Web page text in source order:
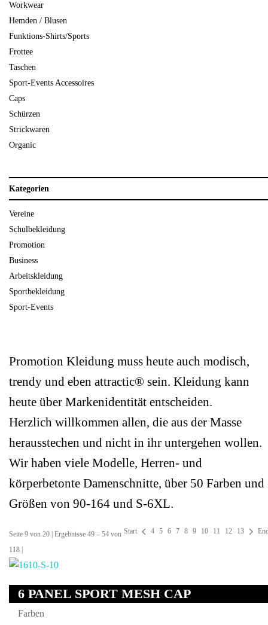
Workwear
Hemden / Blusen
Funktions-Shirts/Sports
Frottee
Taschen
Sport-Events Accessoires
Caps
Schürzen
Strickwaren
Organic
Kategorien
Vereine
Schulbekleidung
Promotion
Business
Arbeitskleidung
Sportbekleidung
Sport-Events
Promotion Kleidung muss heute auch modisch,
trendy und eben attractic® sein. Kleidung kann
heute über Markenidentität entscheiden.
Herzlich willkommen allen, die aus der Masse
herausstechen und nicht in ihr untergehen wollen.
Wir haben viele Modelle, Herren- und
körperbetonte Damenschnitte, über 50 Farben und
Größen von 90-164 und S-6XL.
Start 4 5 6 7 8 9 10 11 12 13
Seite 9 von 20 | Ergebnisse 49 – 54 von
118 |
6 PANEL SPORT MESH CAP
Farben